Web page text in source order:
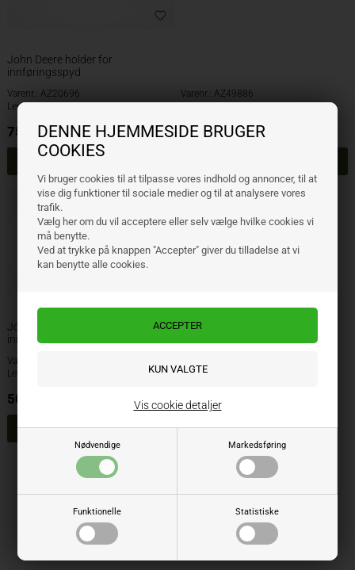
DENNE HJEMMESIDE BRUGER
COOKIES
Vi bruger cookies til at tilpasse vores indhold og annoncer, til at
vise dig funktioner til sociale medier og til at analysere vores
trafik.
Vælg her om du vil acceptere eller selv vælge hvilke cookies vi
må benytte.
Ved at trykke på knappen "Accepter" giver du tilladelse at vi
kan benytte alle cookies.
Nødvendige Markedsføring
Funktionelle Statistiske
Vis cookie detaljer
John Deere holder for
innføringsspyd
Varenr.: AZ20696
Lev. varenr.: AZ20696
75,00NOK ekskl. mva
Varenr.: AZ49886
133,00 NOK ekskl. mva
John Deere plate for
innføringsspyd
Varenr.: Z30752
Lev. varenr.: Z30752
50,00